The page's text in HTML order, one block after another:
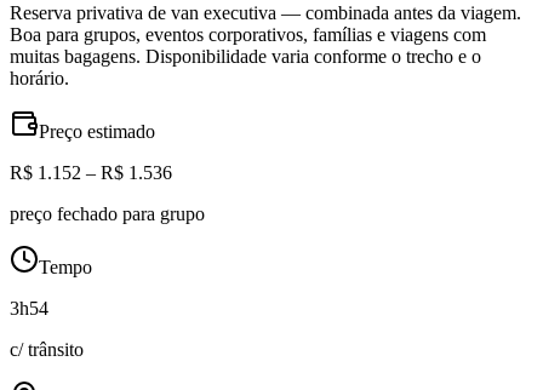
Reserva privativa de van executiva — combinada antes da viagem.
Boa para grupos, eventos corporativos, famílias e viagens com
muitas bagagens. Disponibilidade varia conforme o trecho e o
horário.
Preço estimado
R$ 1.152 – R$ 1.536
preço fechado para grupo
Tempo
3h54
c/ trânsito